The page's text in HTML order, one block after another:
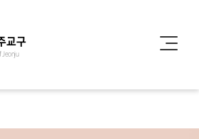
교구
Jeonju